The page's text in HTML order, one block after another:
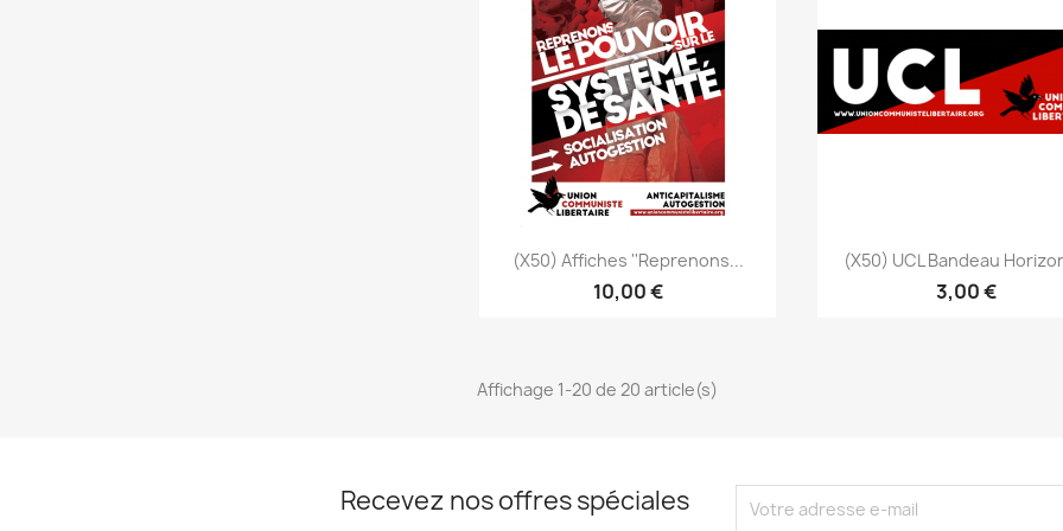
Aperçu rapide
(x50) Affiches ''Reprenons...
10,00 €
Aperçu rapide
(x50) UCL Bandeau
3,00 €
Affichage 1-20 de 20 article(s)
Recevez nos offres spéciales